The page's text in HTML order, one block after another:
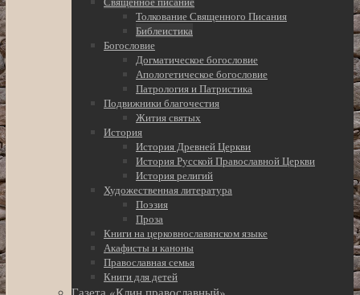
Толкование Священного Писания
Библеистика
Богословие
Догматическое богословие
Апологетическое богословие
Патрология и Патристика
Подвижники благочестия
Жития святых
История
История Древней Церкви
История Русской Православной Церкви
История религий
Художественная литература
Поэзия
Проза
Книги на церковнославянском языке
Акафисты и каноны
Православная семья
Книги для детей
Газета «Клин православный»